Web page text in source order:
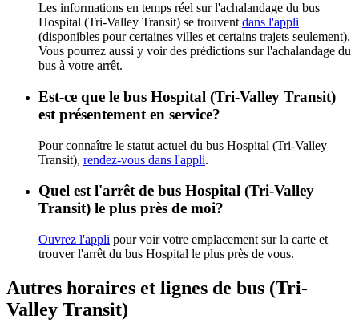
Les informations en temps réel sur l'achalandage du bus
Hospital (Tri-Valley Transit) se trouvent dans l'appli
(disponibles pour certaines villes et certains trajets seulement).
Vous pourrez aussi y voir des prédictions sur l'achalandage du
bus à votre arrêt.
Est-ce que le bus Hospital (Tri-Valley Transit)
est présentement en service?
Pour connaître le statut actuel du bus Hospital (Tri-Valley
Transit), rendez-vous dans l'appli.
Quel est l'arrêt de bus Hospital (Tri-Valley
Transit) le plus près de moi?
Ouvrez l'appli pour voir votre emplacement sur la carte et
trouver l'arrêt du bus Hospital le plus près de vous.
Autres horaires et lignes de bus (Tri-
Valley Transit)